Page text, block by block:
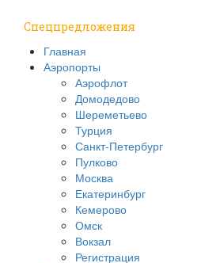
Спецпредложения
Главная
Аэропорты
Аэрофлот
Домодедово
Шереметьево
Турция
Санкт-Петербург
Пулково
Москва
Екатеринбург
Кемерово
Омск
Вокзал
Регистрация